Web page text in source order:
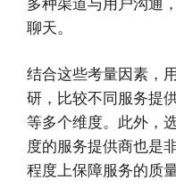
多种渠道与用户沟通
聊天。
结合这些考量因素，
研，比较不同服务提
等多个维度。此外，
度的服务提供商也是
程度上保障服务的质